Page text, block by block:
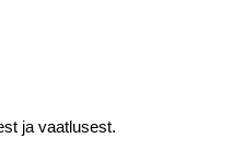
ja vaatlusest.